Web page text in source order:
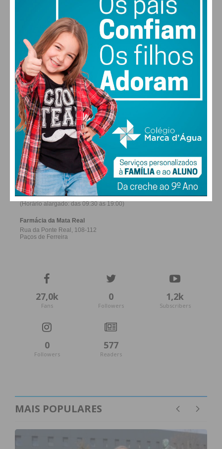
SÁB DOM
29
SEG
30
TER
ALTERAR
FARMACIAS DE SERVIÇO EM PAÇOS DE
FERREIRA
27,0k
Fans
0
Followers
1,2k
Subscribers
0
Followers
577
Readers
MAIS POPULARES